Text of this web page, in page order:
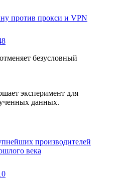
против прокси и VPN
безусловный
эксперимент для
данных.
производителей
века